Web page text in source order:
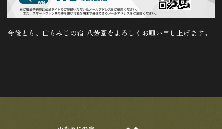
今後とも、山もみじの宿 八芳園をよろしくお願い申し上げます。